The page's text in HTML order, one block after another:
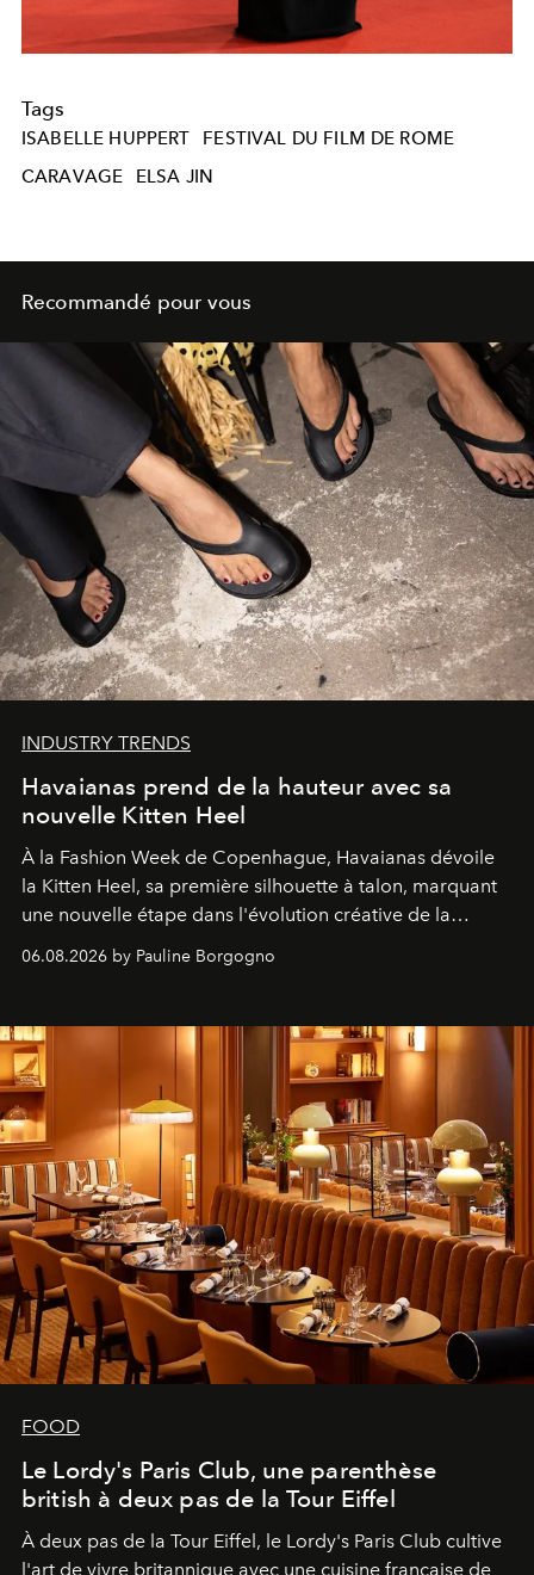
Tags
ISABELLE HUPPERT
FESTIVAL DU FILM DE ROME
CARAVAGE
ELSA JIN
Recommandé pour vous
INDUSTRY TRENDS
Havaianas prend de la hauteur avec sa
nouvelle Kitten Heel
À la Fashion Week de Copenhague, Havaianas dévoile
la Kitten Heel, sa première silhouette à talon, marquant
une nouvelle étape dans l'évolution créative de la
06.08.2026 by Pauline Borgogno
FOOD
Le Lordy's Paris Club, une parenthèse
british à deux pas de la Tour Eiffel
À deux pas de la Tour Eiffel, le Lordy's Paris Club cultive
l'art de vivre britannique avec une cuisine française de